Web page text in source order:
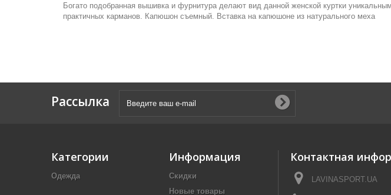
Богато подобранная вышивка и фурнитура делают вид данной женской куртки
практичных карманов. Капюшон съемный. Вставка на капюшоне из натурального меха
Рассылка
Категории
Одежда
Информация
Скидки
Новые товары
Контактная
LAVINASPORT.UA